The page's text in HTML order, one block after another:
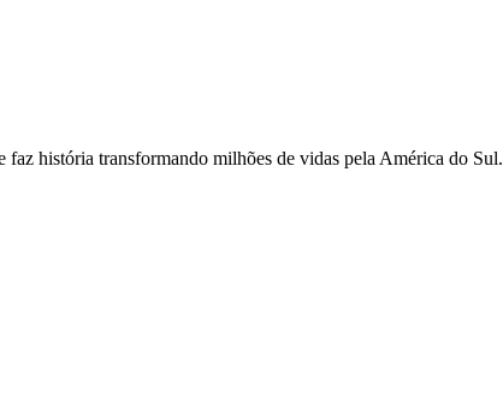
faz história transformando milhões de vidas pela América do Sul.